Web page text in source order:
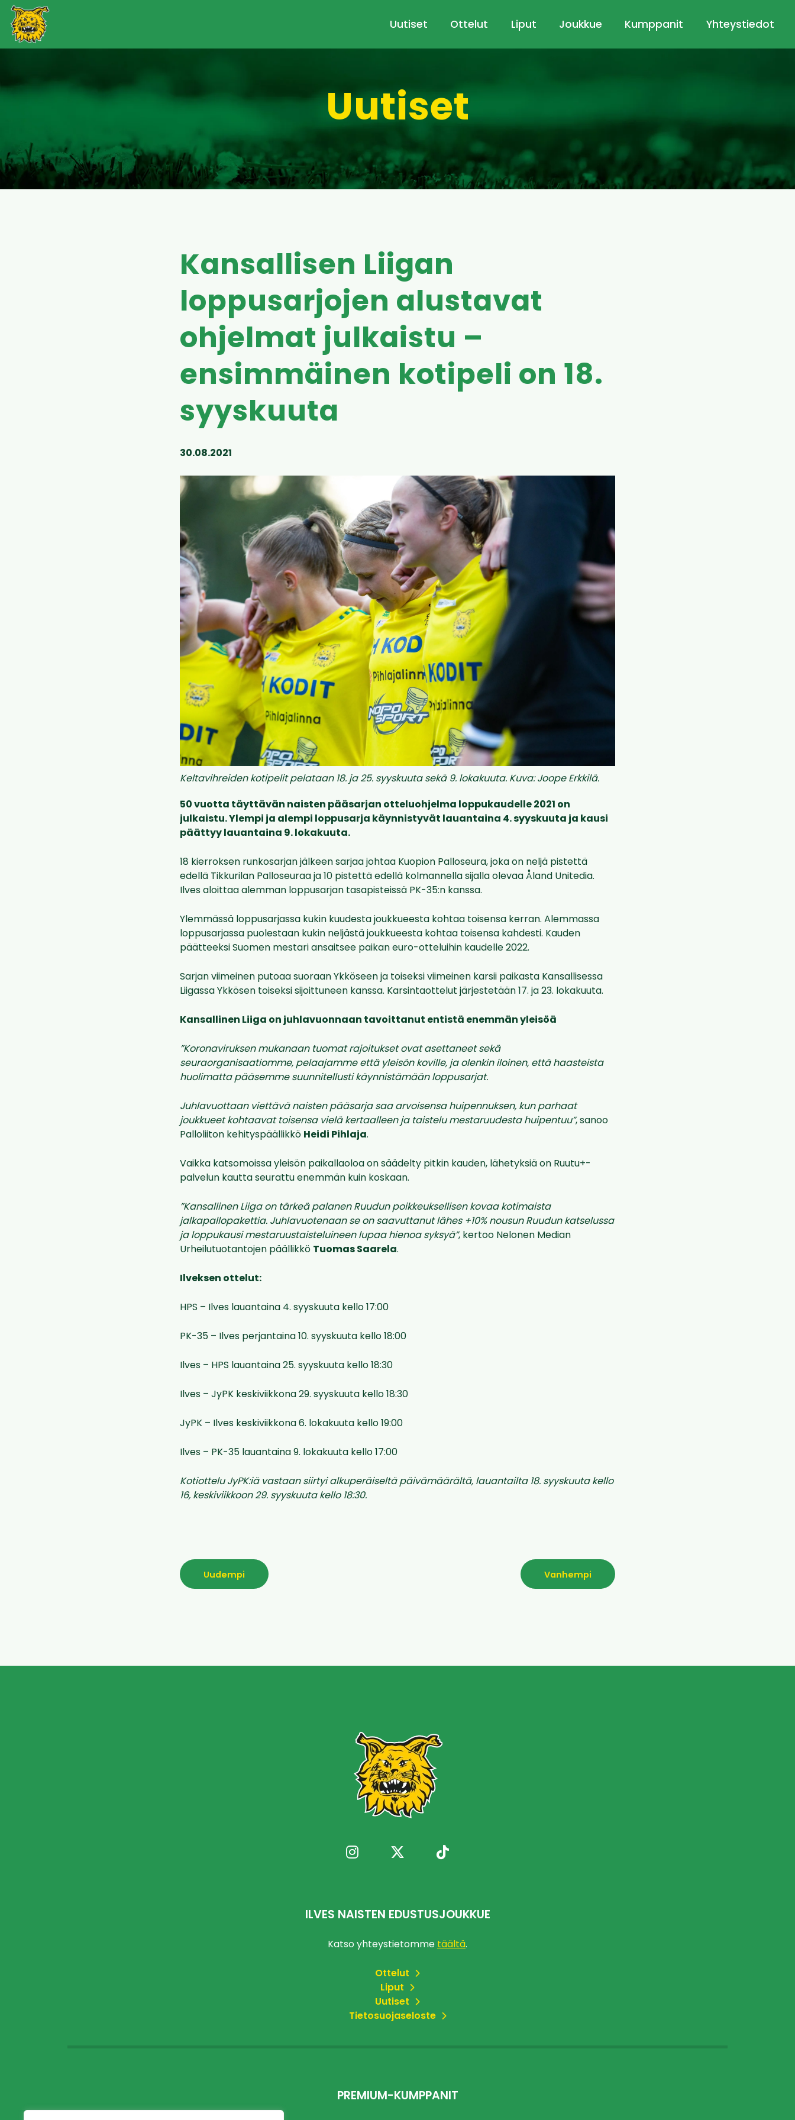
Uutiset Ottelut Liput Joukkue Kumppanit Yhteystiedot
Uutiset
Kansallisen Liigan
loppusarjojen alustavat
ohjelmat julkaistu –
ensimmäinen kotipeli on 18.
syyskuuta
30.08.2021
Keltavihreiden kotipelit pelataan 18. ja 25. syyskuuta sekä 9. lokakuuta. Kuva: Joope Erkkilä.
50 vuotta täyttävän naisten pääsarjan otteluohjelma loppukaudelle 2021 on
julkaistu. Ylempi ja alempi loppusarja käynnistyvät lauantaina 4. syyskuuta ja kausi
päättyy lauantaina 9. lokakuuta.
18 kierroksen runkosarjan jälkeen sarjaa johtaa Kuopion Palloseura, joka on neljä pistettä
edellä Tikkurilan Palloseuraa ja 10 pistettä edellä kolmannella sijalla olevaa Åland Unitedia.
Ilves aloittaa alemman loppusarjan tasapisteissä PK-35:n kanssa.
Ylemmässä loppusarjassa kukin kuudesta joukkueesta kohtaa toisensa kerran. Alemmassa
loppusarjassa puolestaan kukin neljästä joukkueesta kohtaa toisensa kahdesti. Kauden
päätteeksi Suomen mestari ansaitsee paikan euro-otteluihin kaudelle 2022.
Sarjan viimeinen putoaa suoraan Ykköseen ja toiseksi viimeinen karsii paikasta Kansallisessa
Liigassa Ykkösen toiseksi sijoittuneen kanssa. Karsintaottelut järjestetään 17. ja 23. lokakuuta.
Kansallinen Liiga on juhlavuonnaan tavoittanut entistä enemmän yleisöä
”Koronaviruksen mukanaan tuomat rajoitukset ovat asettaneet sekä
seuraorganisaatiomme, pelaajamme että yleisön koville, ja olenkin iloinen, että haasteista
huolimatta pääsemme suunnitellusti käynnistämään loppusarjat.
Juhlavuottaan viettävä naisten pääsarja saa arvoisensa huipennuksen, kun parhaat
joukkueet kohtaavat toisensa vielä kertaalleen ja taistelu mestaruudesta huipentuu”, sanoo
Palloliiton kehityspäällikkö Heidi Pihlaja.
Vaikka katsomoissa yleisön paikallaoloa on säädelty pitkin kauden, lähetyksiä on Ruutu+-
palvelun kautta seurattu enemmän kuin koskaan.
”Kansallinen Liiga on tärkeä palanen Ruudun poikkeuksellisen kovaa kotimaista
jalkapallopakettia. Juhlavuotenaan se on saavuttanut lähes +10% nousun Ruudun katselussa
ja loppukausi mestaruustaisteluineen lupaa hienoa syksyä”, kertoo Nelonen Median
Urheilutuotantojen päällikkö Tuomas Saarela.
Ilveksen ottelut:
HPS – Ilves lauantaina 4. syyskuuta kello 17:00
PK-35 – Ilves perjantaina 10. syyskuuta kello 18:00
Ilves – HPS lauantaina 25. syyskuuta kello 18:30
Ilves – JyPK keskiviikkona 29. syyskuuta kello 18:30
JyPK – Ilves keskiviikkona 6. lokakuuta kello 19:00
Ilves – PK-35 lauantaina 9. lokakuuta kello 17:00
Kotiottelu JyPK:iä vastaan siirtyi alkuperäiseltä päivämäärältä, lauantailta 18. syyskuuta kello
16, keskiviikkoon 29. syyskuuta kello 18:30.
Vanhempi
Uudempi
ILVES NAISTEN EDUSTUSJOUKKUE
Katso yhteystietomme täältä.
Ottelut
Liput
Uutiset
Tietosuojaseloste
PREMIUM-KUMPPANIT